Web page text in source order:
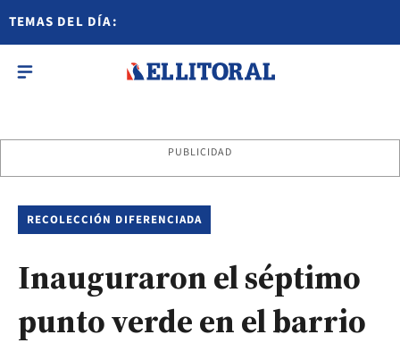
TEMAS DEL DÍA:
PUBLICIDAD
RECOLECCIÓN DIFERENCIADA
Inauguraron el séptimo
punto verde en el barrio